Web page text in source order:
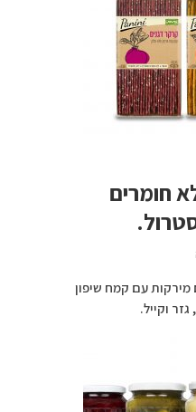
חומרים
מירקות עם קמח שיפון